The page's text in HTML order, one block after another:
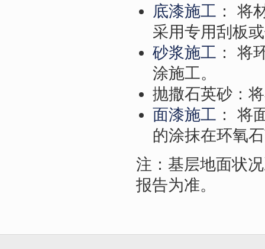
底漆施工 ： 将
采用专用刮板
砂浆施工 ： 将
涂施工。
抛撒石英砂：
面漆施工 ： 将
的涂抹在环氧
注：基层地面状
报告为准。